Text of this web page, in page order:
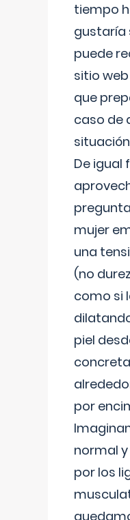
tiempo
gustaría
puede
sitio
que
caso de
De igual
mujer
una
(no
como si
piel
por
normal
por los